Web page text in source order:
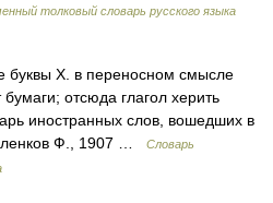
толковый словарь русского языка
буквы Х. в переносном смысле
отсюда глагол херить
иностранных слов, вошедших в
Ф., 1907 …
Словарь